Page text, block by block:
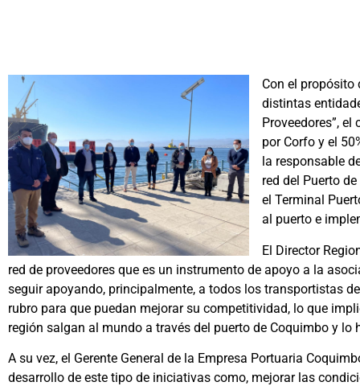
Con el propósito
distintas
Proveedores”,
por Corfo y el
la responsable
red del Puerto
el Terminal
al puerto e
El Director
red de proveedores que es un instrumento de apoyo a la
seguir apoyando, principalmente, a todos los transportistas
rubro para que puedan mejorar su competitividad, lo que
región salgan al mundo a través del puerto de Coquimbo y lo
A su vez, el Gerente General de la Empresa Portuaria
desarrollo de este tipo de iniciativas como, mejorar las